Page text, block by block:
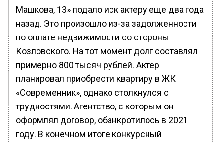
Машкова, 13» подало иск актеру еще два года
назад. Это произошло из-за задолженности
по оплате недвижимости со стороны
Козловского. На тот момент долг составлял
примерно 800 тысяч рублей. Актер
планировал приобрести квартиру в ЖК
«Современник», однако столкнулся с
трудностями. Агентство, с которым он
оформлял договор, обанкротилось в 2021
году. В конечном итоге конкурсный